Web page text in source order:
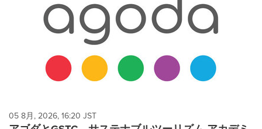
05 8月, 2026, 16:20 JST